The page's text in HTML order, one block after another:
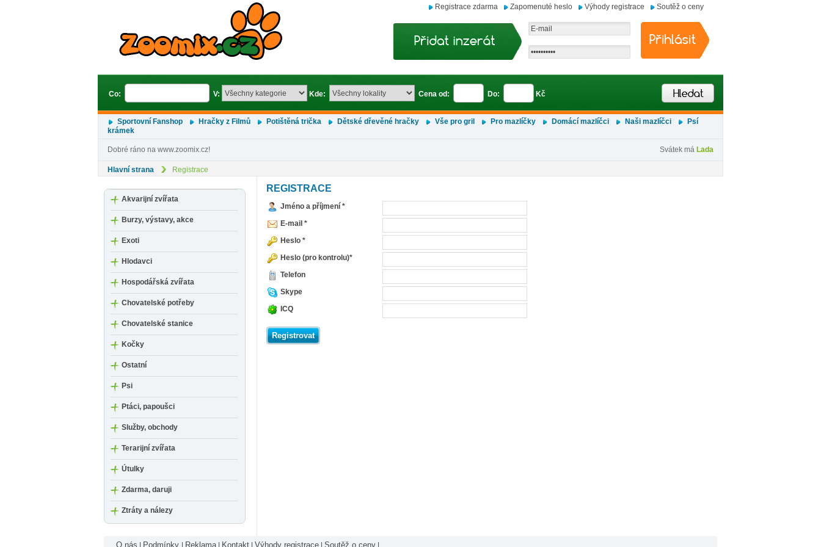
Registrace zdarma Zapomenuté heslo Výhody registrace Soutěž o ceny
Co: V: Kde: Cena od: Do: Kč
Sportovní Fanshop Hračky z Filmů Potištěná trička Dětské dřevěné hračky Vše pro gril Pro mazlíčky Domácí mazlíčci Naši mazlíčci
Psí
krámek
Dobré ráno na www.zoomix.cz! Svátek má Lada
Hlavní strana Registrace
Akvarijní zvířata
Burzy, výstavy, akce
Exoti
Hlodavci
Hospodářská zvířata
Chovatelské potřeby
Chovatelské stanice
Kočky
Ostatní
Psi
Ptáci, papoušci
Služby, obchody
Terarijní zvířata
Útulky
Zdarma, daruji
Ztráty a nálezy
REGISTRACE
Jméno a příjmení *
E-mail *
Heslo *
Heslo (pro kontrolu)*
Telefon
Skype
ICQ
Registrovat
O nás Podmínky Reklama Kontakt Výhody registrace Soutěž o ceny